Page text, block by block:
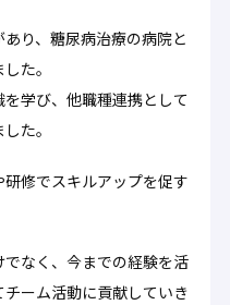
り、糖尿病治療の病院と
た。
学び、他職種連携として
た。
修でスキルアップを促す
なく、今までの経験を活
ーム活動に貢献していき